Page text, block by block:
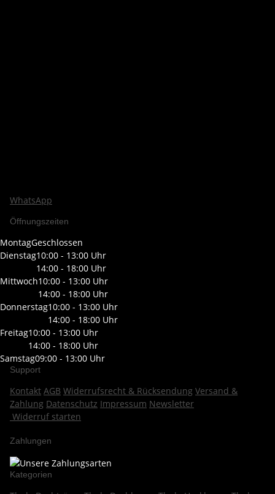
WhatsApp
Öffnungszeiten
MontagGeschlossen
Dienstag10:00 - 13:00 Uhr
14:00 - 18:00 Uhr
Mittwoch10:00 - 13:00 Uhr
14:00 - 18:00 Uhr
Donnerstag10:00 - 13:00 Uhr
14:00 - 18:00 Uhr
Freitag10:00 - 13:00 Uhr
14:00 - 18:00 Uhr
Samstag09:00 - 13:00 Uhr
Support
Kontakt AGB Widerrufsrecht & Rücksendung Versand &
Zahlung Datenschutz Impressum Newsletter
Widerruf starten
Zahlungen
Kategorien